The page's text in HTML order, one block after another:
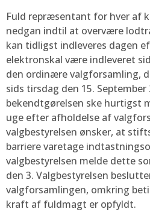
Fuld repræsentant for hver af
nedgan indtil at overvære
kan tidligst indleveres dagen
elektronskal være indleveret
den ordinære valgforsamling,
sids tirsdag den 15.
bekendtgørelsen ske hurtigst
uge efter afholdelse af
valgbestyrelsen ønsker, at
barriere varetage
valgbestyrelsen melde dette
den 3. Valgbestyrelsen
valgforsamlingen, omkring
kraft af fuldmagt er opfyldt.